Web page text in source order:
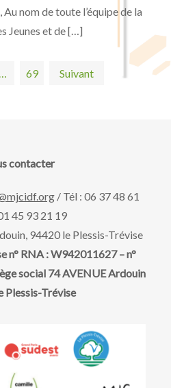
nom de toute l’équipe de la
Jeunes et de […]
69 Suivant
contacter
/ Tél : 06 37 48 61
45 93 21 19
94420 le Plessis-Trévise
n° RNA : W942011627 – n°
social 74 AVENUE Ardouin
Plessis-Trévise